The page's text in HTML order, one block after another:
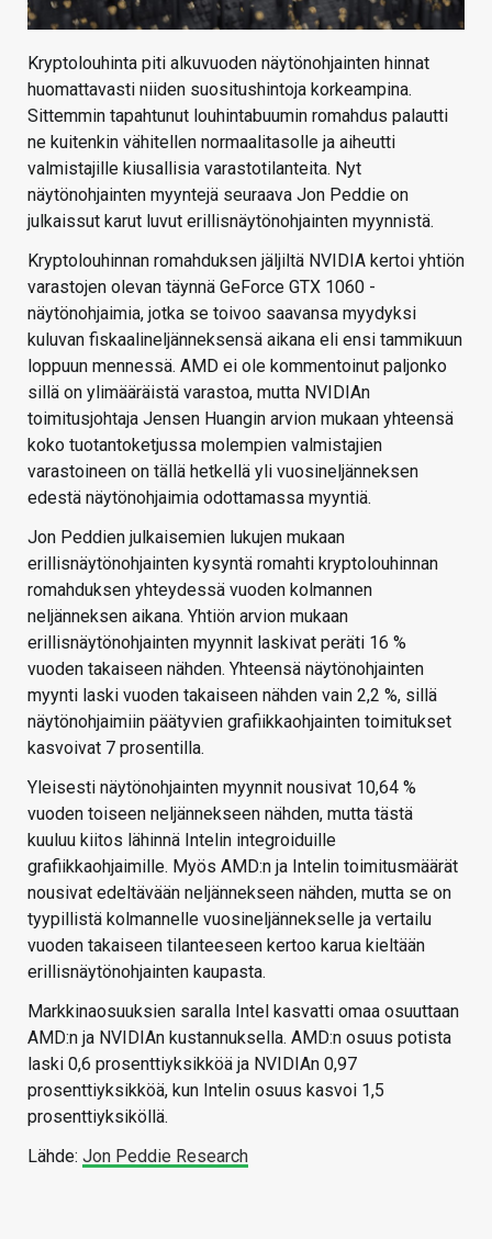
Kryptolouhinta piti alkuvuoden näytönohjainten hinnat
huomattavasti niiden suositushintoja korkeampina.
Sittemmin tapahtunut louhintabuumin romahdus palautti
ne kuitenkin vähitellen normaalitasolle ja aiheutti
valmistajille kiusallisia varastotilanteita. Nyt
näytönohjainten myyntejä seuraava Jon Peddie on
julkaissut karut luvut erillisnäytönohjainten myynnistä.
Kryptolouhinnan romahduksen jäljiltä NVIDIA kertoi yhtiön
varastojen olevan täynnä GeForce GTX 1060 -
näytönohjaimia, jotka se toivoo saavansa myydyksi
kuluvan fiskaalineljänneksensä aikana eli ensi tammikuun
loppuun mennessä. AMD ei ole kommentoinut paljonko
sillä on ylimääräistä varastoa, mutta NVIDIAn
toimitusjohtaja Jensen Huangin arvion mukaan yhteensä
koko tuotantoketjussa molempien valmistajien
varastoineen on tällä hetkellä yli vuosineljänneksen
edestä näytönohjaimia odottamassa myyntiä.
Jon Peddien julkaisemien lukujen mukaan
erillisnäytönohjainten kysyntä romahti kryptolouhinnan
romahduksen yhteydessä vuoden kolmannen
neljänneksen aikana. Yhtiön arvion mukaan
erillisnäytönohjainten myynnit laskivat peräti 16 %
vuoden takaiseen nähden. Yhteensä näytönohjainten
myynti laski vuoden takaiseen nähden vain 2,2 %, sillä
näytönohjaimiin päätyvien grafiikkaohjainten toimitukset
kasvoivat 7 prosentilla.
Yleisesti näytönohjainten myynnit nousivat 10,64 %
vuoden toiseen neljännekseen nähden, mutta tästä
kuuluu kiitos lähinnä Intelin integroiduille
grafiikkaohjaimille. Myös AMD:n ja Intelin toimitusmäärät
nousivat edeltävään neljännekseen nähden, mutta se on
tyypillistä kolmannelle vuosineljännekselle ja vertailu
vuoden takaiseen tilanteeseen kertoo karua kieltään
erillisnäytönohjainten kaupasta.
Markkinaosuuksien saralla Intel kasvatti omaa osuuttaan
AMD:n ja NVIDIAn kustannuksella. AMD:n osuus potista
laski 0,6 prosenttiyksikköä ja NVIDIAn 0,97
prosenttiyksikköä, kun Intelin osuus kasvoi 1,5
prosenttiyksiköllä.
Lähde: Jon Peddie Research